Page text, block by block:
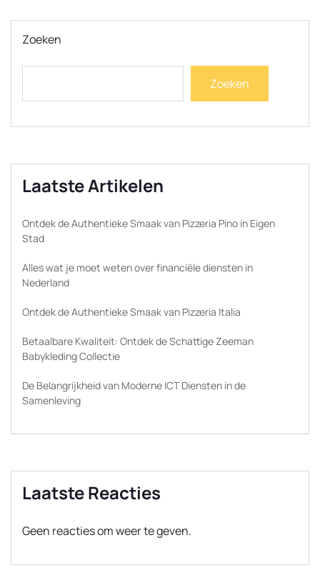
Zoeken
Zoeken
Laatste Artikelen
Ontdek de Authentieke Smaak van Pizzeria Pino in Eigen
Stad
Alles wat je moet weten over financiële diensten in
Nederland
Ontdek de Authentieke Smaak van Pizzeria Italia
Betaalbare Kwaliteit: Ontdek de Schattige Zeeman
Babykleding Collectie
De Belangrijkheid van Moderne ICT Diensten in de
Samenleving
Laatste Reacties
Geen reacties om weer te geven.